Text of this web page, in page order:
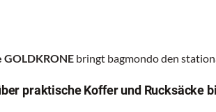
bringt bagmondo den
praktische Koffer und Rucksäcke